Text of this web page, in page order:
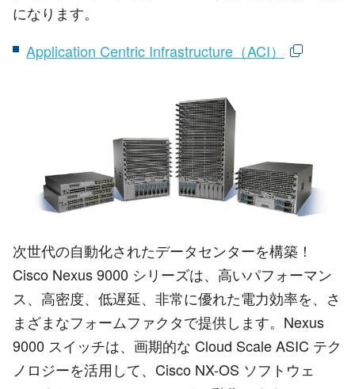
になります。
Application Centric Infrastructure（ACI）
次世代の自動化されたデータセンターを構築！
Cisco Nexus 9000 シリーズは、高いパフォーマン
ス、高密度、低遅延、非常に優れた電力効率を、さ
まざまなフォームファクタで提供します。Nexus
9000 スイッチは、画期的な Cloud Scale ASIC テク
ノロジーを活用して、Cisco NX-OS ソフトウェ